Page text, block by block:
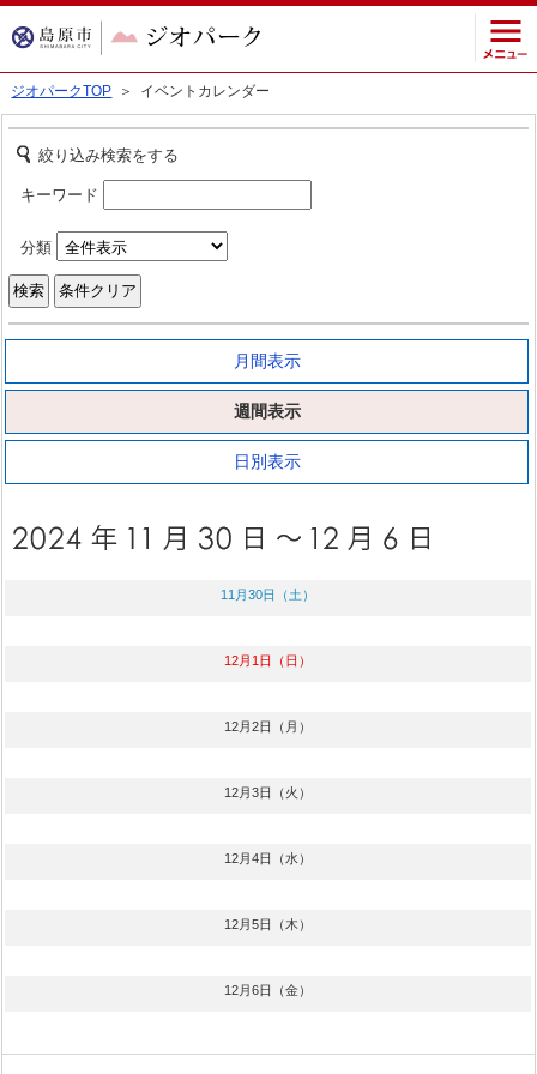
ジオパークTOP ＞ イベントカレンダー
絞り込み検索をする
キーワード
分類
月間表示
週間表示
日別表示
11月30日（土）
12月1日（日）
12月2日（月）
12月3日（火）
12月4日（水）
12月5日（木）
12月6日（金）